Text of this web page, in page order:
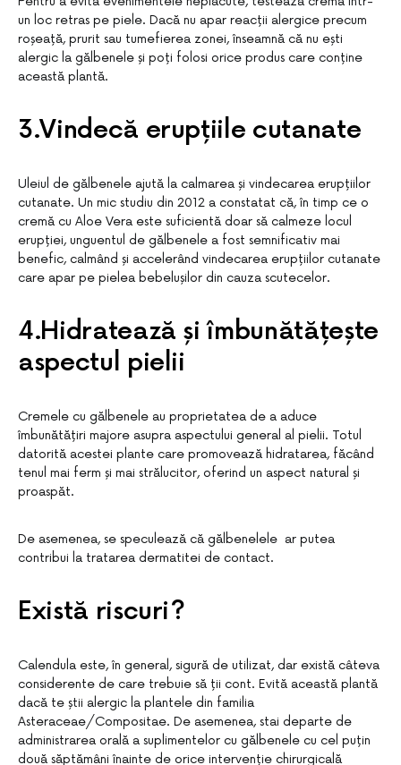
un loc retras pe piele. Dacă nu apar reacții alergice precum
roșeață, prurit sau tumefierea zonei, înseamnă că nu ești
alergic la gălbenele și poți folosi orice produs care conține
această plantă.
3.Vindecă erupțiile cutanate
Uleiul de gălbenele ajută la calmarea și vindecarea erupțiilor
cutanate. Un mic studiu din 2012 a constatat că, în timp ce o
cremă cu Aloe Vera este suficientă doar să calmeze locul
erupției, unguentul de gălbenele a fost semnificativ mai
benefic, calmând și accelerând vindecarea erupțiilor cutanate
care apar pe pielea bebelușilor din cauza scutecelor.
4.Hidratează și îmbunătățește
aspectul pielii
Cremele cu gălbenele au proprietatea de a aduce
îmbunătățiri majore asupra aspectului general al pielii. Totul
datorită acestei plante care promovează hidratarea, făcând
tenul mai ferm și mai strălucitor, oferind un aspect natural și
proaspăt.
De asemenea, se speculează că gălbenelele ar putea
contribui la tratarea dermatitei de contact.
Există riscuri?
Calendula este, în general, sigură de utilizat, dar există câteva
considerente de care trebuie să ții cont. Evită această plantă
dacă te știi alergic la plantele din familia
Asteraceae/Compositae. De asemenea, stai departe de
administrarea orală a suplimentelor cu gălbenele cu cel puțin
două săptămâni înainte de orice intervenție chirurgicală